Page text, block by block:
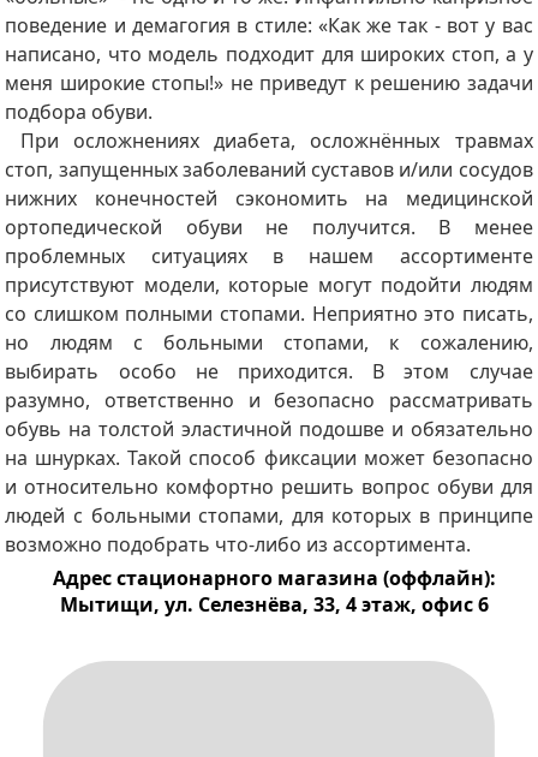
поведение и демагогия в стиле: «Как же так - вот у вас
написано, что модель подходит для широких стоп, а у
меня широкие стопы!» не приведут к решению задачи
подбора обуви.
При осложнениях диабета, осложнённых травмах
стоп, запущенных заболеваний суставов и/или сосудов
нижних конечностей сэкономить на медицинской
ортопедической обуви не получится. В менее
проблемных ситуациях в нашем ассортименте
присутствуют модели, которые могут подойти людям
со слишком полными стопами. Неприятно это писать,
но людям с больными стопами, к сожалению,
выбирать особо не приходится. В этом случае
разумно, ответственно и безопасно рассматривать
обувь на толстой эластичной подошве и обязательно
на шнурках. Такой способ фиксации может безопасно
и относительно комфортно решить вопрос обуви для
людей с больными стопами, для которых в принципе
возможно подобрать что-либо из ассортимента.
Адрес стационарного магазина (оффлайн):
Мытищи, ул. Селезнёва, 33, 4 этаж, офис 6